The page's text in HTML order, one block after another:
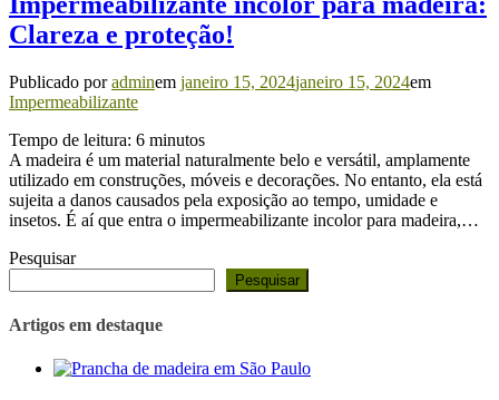
Clareza e proteção!
Publicado poradminem janeiro 15, 2024janeiro 15, 2024em
Impermeabilizante
Tempo de leitura: 6 minutos
A madeira é um material naturalmente belo e versátil, amplamente
utilizado em construções, móveis e decorações. No entanto, ela está
sujeita a danos causados pela exposição ao tempo, umidade e
insetos. É aí que entra o impermeabilizante incolor para madeira,…
Pesquisar
Pesquisar
Artigos em destaque